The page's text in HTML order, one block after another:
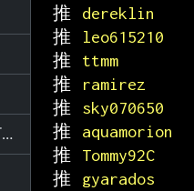
👉 藝文票券轉售 Drama-Ticket
推
dereklin
推
leo615210
推
ttmm
推
ramirez
推
sky070650
推
aquamorion
推
Tommy92C
推
gyarados